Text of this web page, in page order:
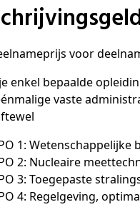
voor
enkel bepaalde
vaste
1: Wetenschappelijke
2: Nucleaire
3: Toegepaste
4: Regelgeving,